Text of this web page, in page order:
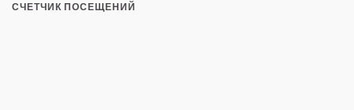
СЧЕТЧИК ПОСЕЩЕНИЙ